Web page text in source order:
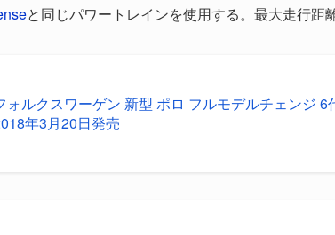
と同じパワートレインを使用する。最大走行距
ォルクスワーゲン 新型 ポロ フルモデルチェンジ
年3月20日発売